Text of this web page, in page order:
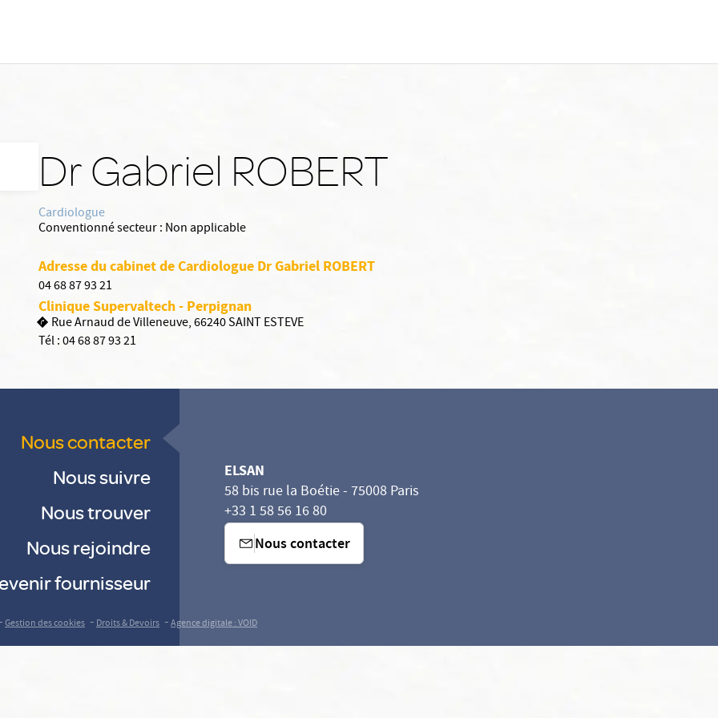
Dr Gabriel ROBERT
Cardiologue
Conventionné secteur : Non applicable
Adresse du cabinet de Cardiologue Dr Gabriel ROBERT
04 68 87 93 21
Clinique Supervaltech - Perpignan
Rue Arnaud de Villeneuve, 66240 SAINT ESTEVE
Tél :04 68 87 93 21
Nous contacter
Nous suivre
Nous trouver
Nous rejoindre
fournisseur
ELSAN
58 bis rue la Boétie - 75008 Paris
+33 1 58 56 16 80
Nous contacter
Gestion des cookies -Droits & Devoirs -Agence digitale : VOID